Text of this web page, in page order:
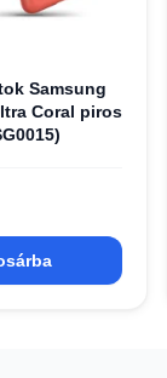
Samsung
Coral piros